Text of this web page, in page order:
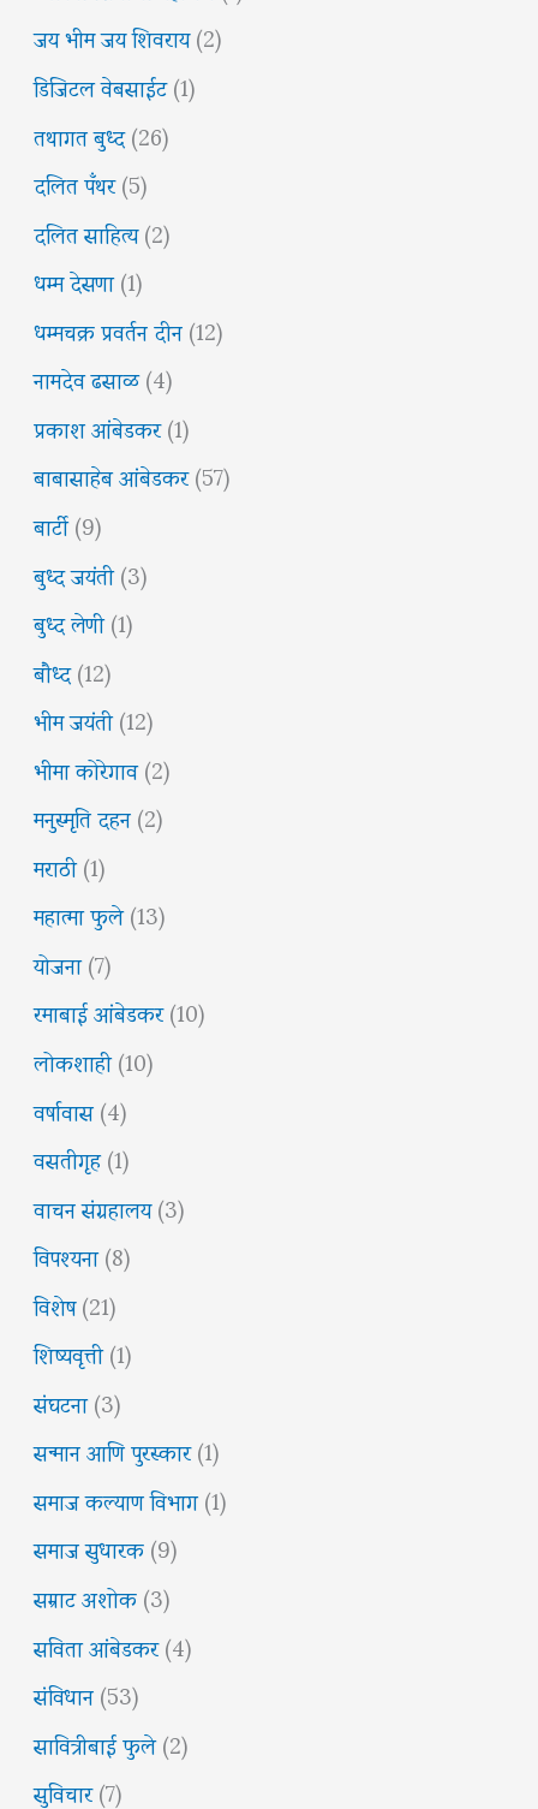
जय भीम जय शिवराय(2)
डिजिटल वेबसाईट(1)
तथागत बुध्द(26)
दलित पँथर(5)
दलित साहित्य(2)
धम्म देसणा(1)
धम्मचक्र प्रवर्तन दीन(12)
नामदेव ढसाळ(4)
प्रकाश आंबेडकर(1)
बाबासाहेब आंबेडकर(57)
बार्टी(9)
बुध्द जयंती(3)
बुध्द लेणी(1)
बौध्द(12)
भीम जयंती(12)
भीमा कोरेगाव(2)
मनुस्मृति दहन(2)
मराठी(1)
महात्मा फुले(13)
योजना(7)
रमाबाई आंबेडकर(10)
लोकशाही(10)
वर्षावास(4)
वसतीगृह(1)
वाचन संग्रहालय(3)
विपश्यना(8)
विशेष(21)
शिष्यवृत्ती(1)
संघटना(3)
सन्मान आणि पुरस्कार(1)
समाज कल्याण विभाग(1)
समाज सुधारक(9)
सम्राट अशोक(3)
सविता आंबेडकर(4)
संविधान(53)
सावित्रीबाई फुले(2)
सुविचार(7)